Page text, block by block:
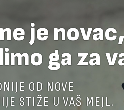
je novac,
ga za
OD NOVE
STIŽE U VAŠ MEJL.